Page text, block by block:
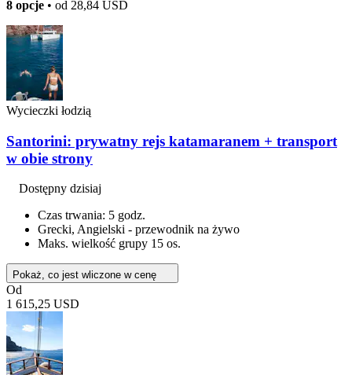
8 opcje • od 28,84 USD
Wycieczki łodzią
Santorini: prywatny rejs katamaranem + transport
w obie strony
Dostępny dzisiaj
Czas trwania: 5 godz.
Grecki, Angielski - przewodnik na żywo
Maks. wielkość grupy 15 os.
Pokaż, co jest wliczone w cenę
Od
1 615,25 USD